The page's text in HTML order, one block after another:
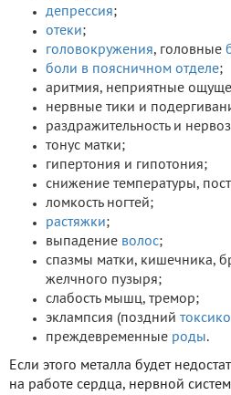
депрессия;
отеки;
головокружения, головные
боли в поясничном отделе;
аритмия, неприятные
нервные тики и
раздражительность и
тонус матки;
гипертония и гипотония;
снижение температуры,
ломкость ногтей;
растяжки;
выпадение волос;
спазмы матки, кишечника,
желчного пузыря;
слабость мышц, тремор;
эклампсия (поздний
преждевременные роды.
Если этого металла будет
на работе сердца, нервной